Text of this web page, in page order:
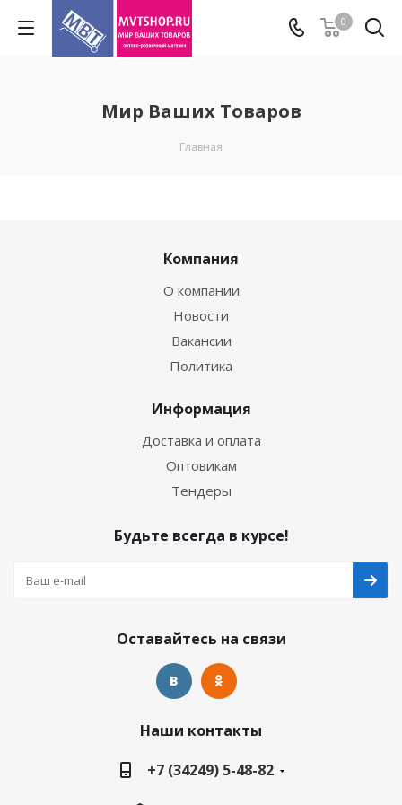
0
Мир Ваших Товаров
Главная
Компания
О компании
Новости
Вакансии
Политика
Информация
Доставка и оплата
Оптовикам
Тендеры
Будьте всегда в курсе!
Оставайтесь на связи
Наши контакты
+7 (34249) 5-48-82